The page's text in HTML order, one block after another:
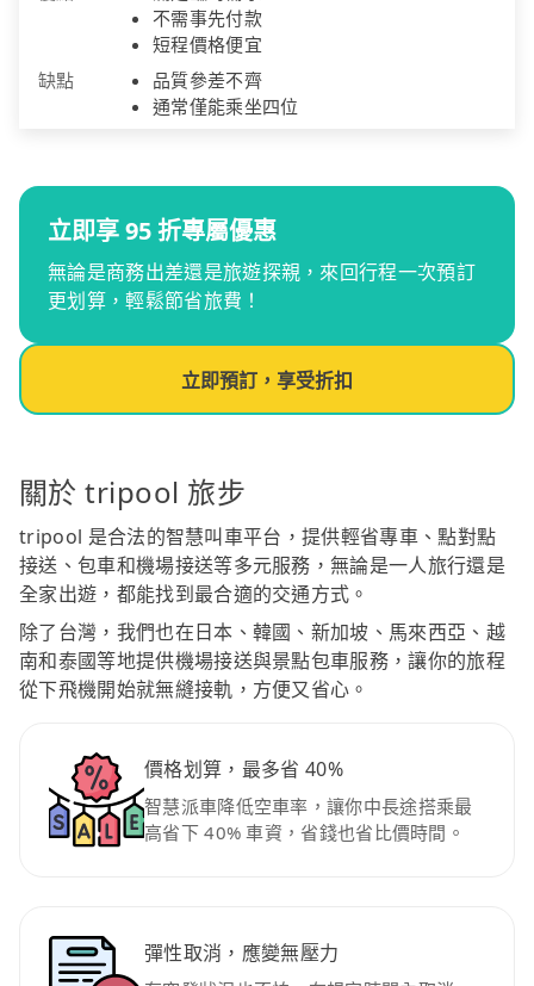
不需事先付款
短程價格便宜
缺點
品質參差不齊
通常僅能乘坐四位
立即享 95 折專屬優惠
無論是商務出差還是旅遊探親，來回行程一次預訂
更划算，輕鬆節省旅費！
立即預訂，享受折扣
關於 tripool 旅步
tripool 是合法的智慧叫車平台，提供輕省專車、點對點
接送、包車和機場接送等多元服務，無論是一人旅行還是
全家出遊，都能找到最合適的交通方式。
除了台灣，我們也在日本、韓國、新加坡、馬來西亞、越
南和泰國等地提供機場接送與景點包車服務，讓你的旅程
從下飛機開始就無縫接軌，方便又省心。
價格划算，最多省 40%
智慧派車降低空車率，讓你中長途搭乘最
高省下 40% 車資，省錢也省比價時間。
彈性取消，應變無壓力